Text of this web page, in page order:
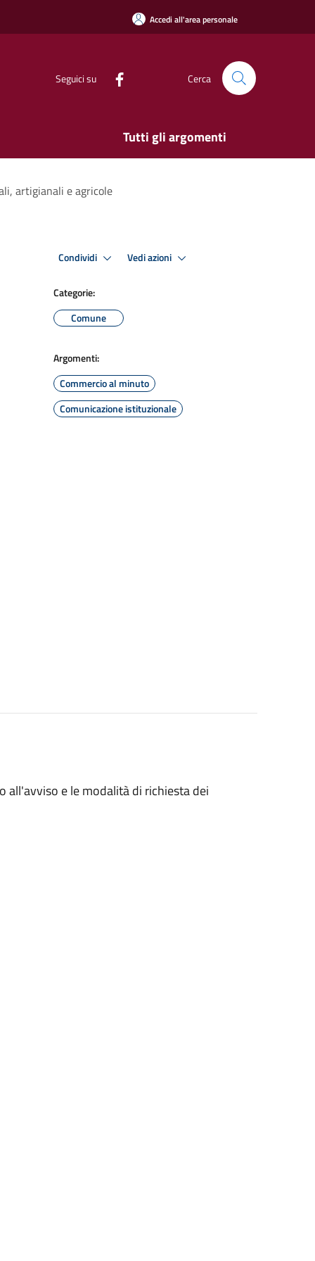
Accedi all'area personale
Seguici su Cerca
Tutti gli argomenti
artigianali e agricole
Condividi Vedi azioni
Categorie:
Comune
Argomenti:
Commercio al minuto
Comunicazione istituzionale
all'avviso e le modalità di richiesta dei